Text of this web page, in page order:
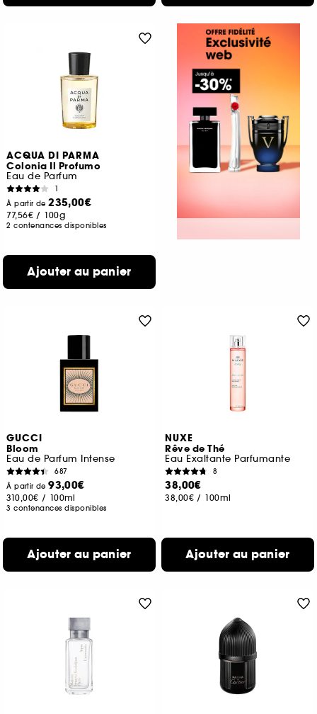
ACQUA DI PARMA
Colonia Il Profumo
Eau de Parfum
1
À partir de235,00€
77,56€ / 100g
2 contenances disponibles
Ajouter au panier
GUCCI
Bloom
Eau de Parfum Intense
687
À partir de93,00€
310,00€ / 100ml
3 contenances disponibles
Ajouter au panier
NUXE
Rêve de Thé
Eau Exaltante Parfumante
8
38,00€
38,00€ / 100ml
Ajouter au panier